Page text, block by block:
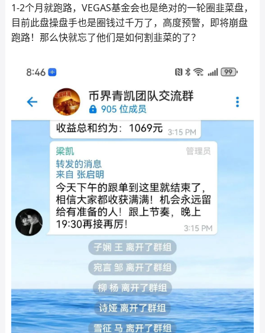
1-2个月就跑路，VEGAS基金会也是绝对的一轮圈韭菜盘，
目前此盘操盘手也是圈钱过千万了，高度预警，即将崩盘
跑路！那么快就忘了他们是如何割韭菜的了？